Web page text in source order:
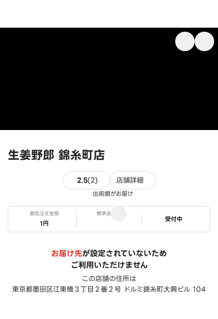
生姜野郎 錦糸町店
2.5(2)2件のレビュー
店舗詳細
出前館がお届け
最低注文金額
1円
標準送料
ステータス
受付中
お届け先が設定されていないため
ご利用いただけません
この店舗の住所は
東京都墨田区江東橋３丁目２番２号 ドルミ錦糸町大興ビル 104